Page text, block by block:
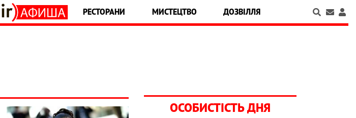
РЕСТОРАНИ МИСТЕЦТВО ДОЗВІЛЛЯ
ОСОБИСТІСТЬ ДНЯ